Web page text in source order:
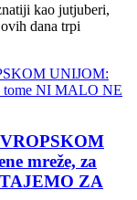
kao jutjuberi,
dana trpi
mreže, za
ZA